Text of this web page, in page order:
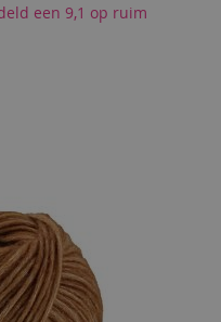
een 9,1 op ruim